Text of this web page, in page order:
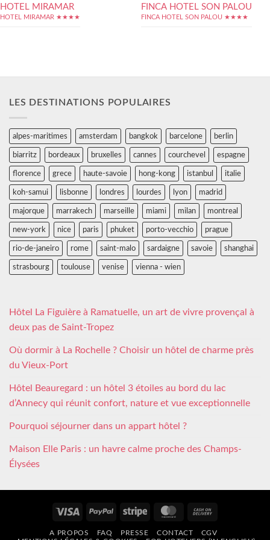
HOTEL MIRAMAR
HOTEL MIRAMAR ★★★★
FINCA HOTEL SON PALOU
FINCA HOTEL SON PALOU ★★★★
LES DESTINATIONS POPULAIRES
alpes-maritimes amsterdam bangkok barcelone berlin
biarritz bordeaux bruxelles cannes courchevel espagne
florence grece haute-savoie hong-kong istanbul italie
koh-samui lisbonne londres lourdes lyon madrid
majorque marrakech marseille miami milan montreal
new-york nice paris phuket porto-vecchio prague
rio-de-janeiro rome saint-malo sardaigne savoie shanghai
strasbourg toulouse venise vienna - wien
Hôtel La Figuière à Ramatuelle, un art de vivre provençal à
deux pas de Saint-Tropez
Où dormir à La Rochelle ? Choisir un hôtel de charme près
du Vieux-Port
Hôtel Beauregard : un hôtel 3 étoiles au bord du lac
d’Annecy qui réunit confort, nature et vue exceptionnelle
Pourquoi séjourner dans un appart hôtel ?
Maison Elle Paris : un havre calme proche des Champs-
Élysées
Visa PayPal Stripe MasterCard
Delivery
A PROPOS FAQ PRESSE CONTACT
CGV